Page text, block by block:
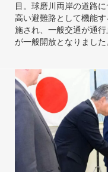
目。球磨川両岸の道路
高い避難路として機能
施され、一般交通が通
が一般開放となりました